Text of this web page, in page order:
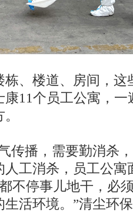
、楼道、房间，这
11个员工公寓，
播，需要勤消杀，
工消杀，员工公寓
不停事儿地干，必
活环境。”清尘环